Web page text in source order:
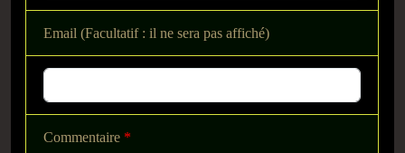
Email (Facultatif : il ne sera pas affiché)
Commentaire *